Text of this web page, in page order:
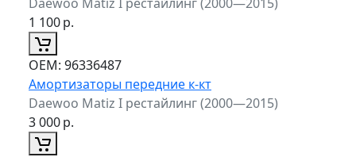
1 100р.
ОЕМ: 96336487
Амортизаторы передние к-кт
Daewoo Matiz I рестайлинг (2000—2015)
3 000р.